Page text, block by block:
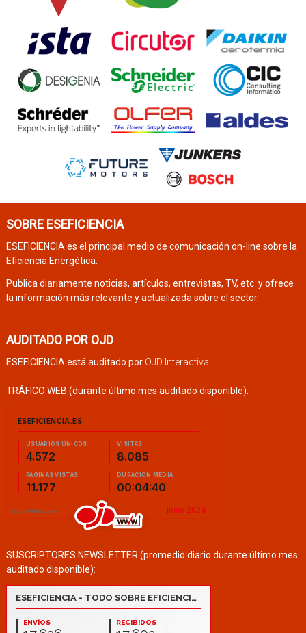
SOBRE ESEFICIENCIA
ESEFICIENCIA es el principal medio de comunicación on-line sobre la
Eficiencia Energética.
Publica diariamente noticias, artículos, entrevistas, TV, etc. y ofrece
la información más relevante y actualizada sobre el sector.
AUDITADO POR OJD
ESEFICIENCIA está auditado por OJD Interactiva
TRÁFICO WEB (durante último mes auditado disponible):
SUSCRIPTORES NEWSLETTER (promedio diario durante último mes
auditado disponible):